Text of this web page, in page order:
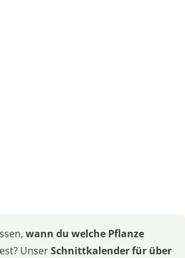
wann du welche Pflanze
UnserSchnittkalender für über